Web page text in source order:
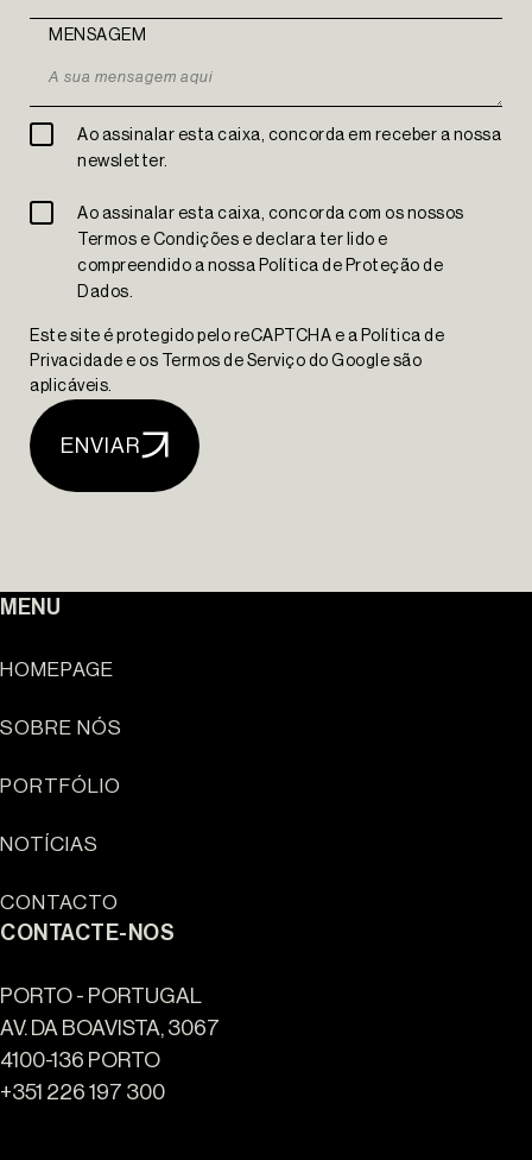
The Yard Tagus
Sun Cliffs Resort
MENSAGEM
Ao assinalar esta caixa, concorda em receber a nossa
newsletter.
Ao assinalar esta caixa, concorda com os nossos
Termos e Condições e declara ter lido e
compreendido a nossa Política de Proteção de
Dados.
Este site é protegido pelo reCAPTCHA e a Política de
Privacidade e os Termos de Serviço do Google são
aplicáveis.
ENVIAR
MENU
HOMEPAGE
SOBRE NÓS
PORTFÓLIO
NOTÍCIAS
CONTACTO
CONTACTE-NOS
PORTO - PORTUGAL
AV. DA BOAVISTA, 3067
4100-136 PORTO
+351 226 197 300